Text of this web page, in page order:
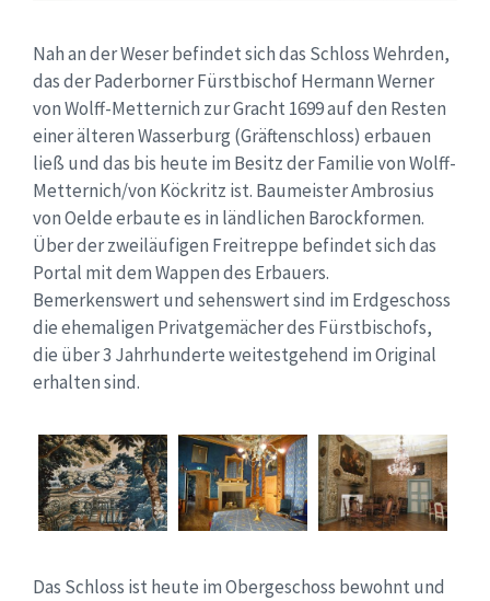
Nah an der Weser befindet sich das Schloss Wehrden,
das der Paderborner Fürstbischof Hermann Werner
von Wolff-Metternich zur Gracht 1699 auf den Resten
einer älteren Wasserburg (Gräftenschloss) erbauen
ließ und das bis heute im Besitz der Familie von Wolff-
Metternich/von Köckritz ist. Baumeister Ambrosius
von Oelde erbaute es in ländlichen Barockformen.
Über der zweiläufigen Freitreppe befindet sich das
Portal mit dem Wappen des Erbauers.
Bemerkenswert und sehenswert sind im Erdgeschoss
die ehemaligen Privatgemächer des Fürstbischofs,
die über 3 Jahrhunderte weitestgehend im Original
erhalten sind.
Das Schloss ist heute im Obergeschoss bewohnt und